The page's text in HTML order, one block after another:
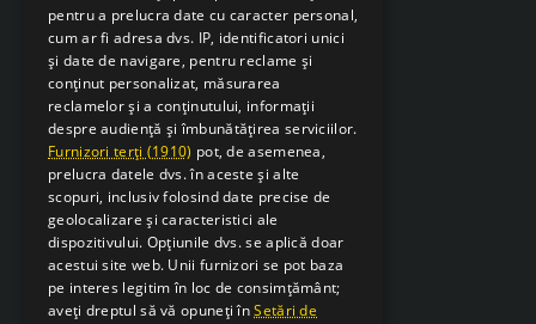
pentru a prelucra date cu caracter personal,
cum ar fi adresa dvs. IP, identificatori unici
și date de navigare, pentru reclame și
conținut personalizat, măsurarea
reclamelor și a conținutului, informații
despre audiență și îmbunătățirea serviciilor.
Furnizori terți (1910) pot, de asemenea,
prelucra datele dvs. în aceste și alte
scopuri, inclusiv folosind date precise de
geolocalizare și caracteristici ale
dispozitivului. Opțiunile dvs. se aplică doar
acestui site web. Unii furnizori se pot baza
pe interes legitim în loc de consimțământ;
aveți dreptul să vă opuneți înSetări de